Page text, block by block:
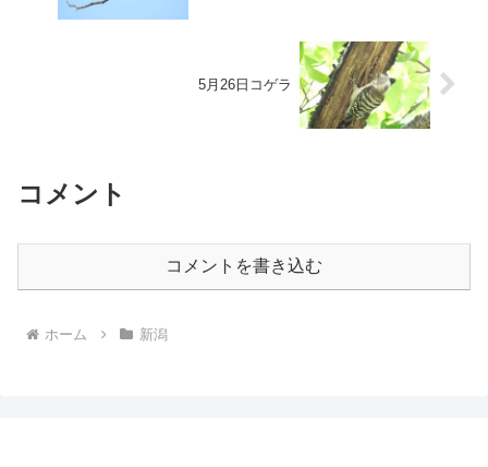
5月26日コゲラ
コメント
コメントを書き込む
ホーム 新潟